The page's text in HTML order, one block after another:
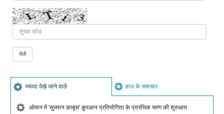
ज्यादा देख़े जाने वाले हाल के समाचार
ओमान में 'सुल्तान क़ाबूस' क़ुरआन प्रतियोगिता के प्रारंभिक चरण की शुरुआत